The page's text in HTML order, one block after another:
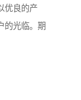
优良的产
的光临。期